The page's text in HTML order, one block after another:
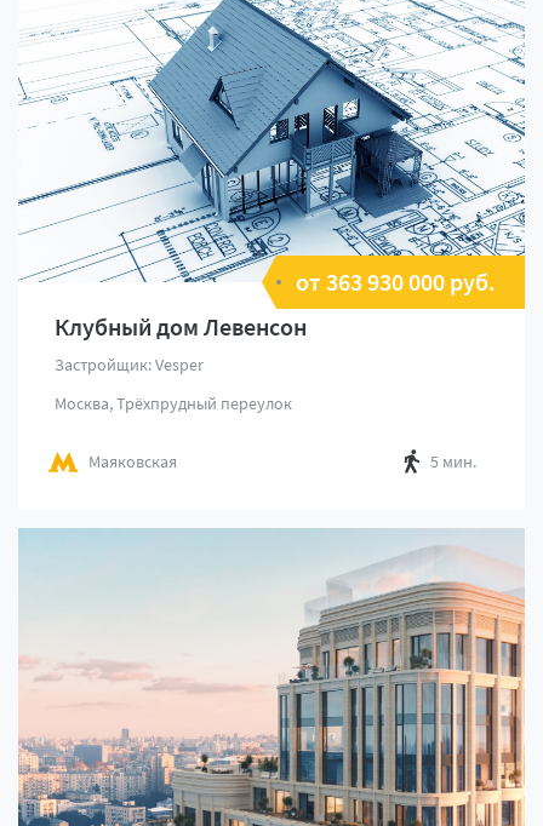
от 363 930 000 руб.
Клубный дом Левенсон
Застройщик: Vesper
Москва, Трёхпрудный переулок
Маяковская 5 мин.